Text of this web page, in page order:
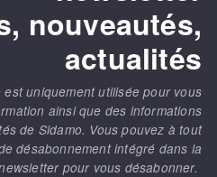
nouveautés,
actualités
uniquement utilisée pour vous
ainsi que des informations
de Sidamo. Vous pouvez à tout
désabonnement intégré dans la
pour vous désabonner.